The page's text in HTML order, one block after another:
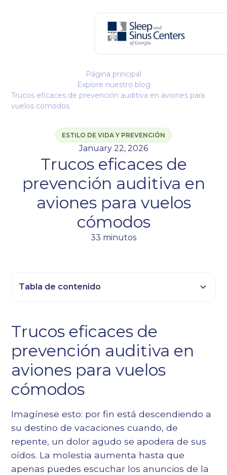
Página principal
Explore nuestro blog
Trucos eficaces de prevención auditiva en aviones para
vuelos cómodos
ESTILO DE VIDA Y PREVENCIÓN
January 22, 2026
Trucos eficaces de
prevención auditiva en
aviones para vuelos
cómodos
33 minutos
Trucos eficaces de
prevención auditiva en
aviones para vuelos
cómodos
Imagínese esto: por fin está descendiendo a
su destino de vacaciones cuando, de
repente, un dolor agudo se apodera de sus
oídos. La molestia aumenta hasta que
apenas puedes escuchar los anuncios de la
Tabla de contenido
Título 3
Epígrafe 4
Epígrafe 6